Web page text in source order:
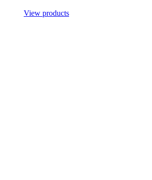
View products